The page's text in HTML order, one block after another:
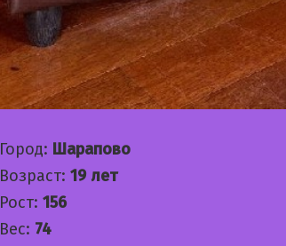
Город: Шарапово
Возраст: 19 лет
Рост: 156
Вес: 74